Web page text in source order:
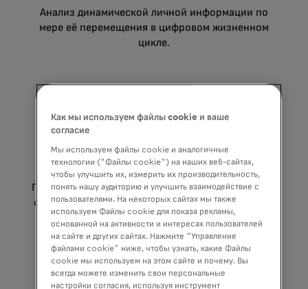
Анализ динамической личной информации по
мере её перемещения в цифровом жизненном
цикле.
Анализ поведения
Понимание взаимодействия устройств позволяет
отличить поведение человека от поведения бота
и определить рискованные и безопасные
шаблоны поведения.
Как мы используем файлы cookie и ваше
согласие
Мы используем файлы cookie и аналогичные
технологии ("Файлы cookie") на наших веб-сайтах,
чтобы улучшить их, измерить их производительность,
понять нашу аудиторию и улучшить взаимодействие с
пользователями. На некоторых сайтах мы также
используем Файлы cookie для показа рекламы,
основанной на активности и интересах пользователей
на сайте и других сайтах. Нажмите "Управление
файлами cookie" ниже, чтобы узнать, какие Файлы
cookie мы используем на этом сайте и почему. Вы
всегда можете изменить свои персональные
настройки согласия, используя инструмент